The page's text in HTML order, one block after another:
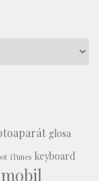
glosa
iTunes keyboard
mobil